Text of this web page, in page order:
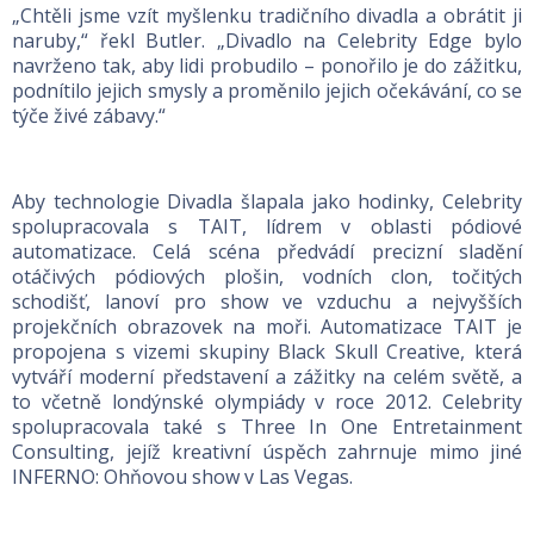
„Chtěli jsme vzít myšlenku tradičního divadla a obrátit ji
naruby,“ řekl Butler. „Divadlo na Celebrity Edge bylo
navrženo tak, aby lidi probudilo – ponořilo je do zážitku,
podnítilo jejich smysly a proměnilo jejich očekávání, co se
týče živé zábavy.“
Aby technologie Divadla šlapala jako hodinky, Celebrity
spolupracovala s TAIT, lídrem v oblasti pódiové
automatizace. Celá scéna předvádí precizní sladění
otáčivých pódiových plošin, vodních clon, točitých
schodišť, lanoví pro show ve vzduchu a nejvyšších
projekčních obrazovek na moři. Automatizace TAIT je
propojena s vizemi skupiny Black Skull Creative, která
vytváří moderní představení a zážitky na celém světě, a
to včetně londýnské olympiády v roce 2012. Celebrity
spolupracovala také s Three In One Entretainment
Consulting, jejíž kreativní úspěch zahrnuje mimo jiné
INFERNO: Ohňovou show v Las Vegas.